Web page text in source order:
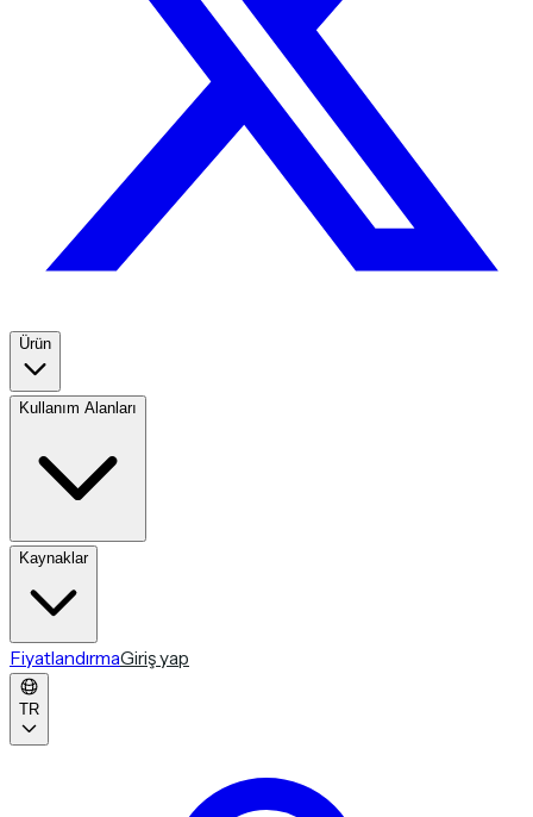
Ürün
Kullanım Alanları
Kaynaklar
FiyatlandırmaGiriş yap
TR